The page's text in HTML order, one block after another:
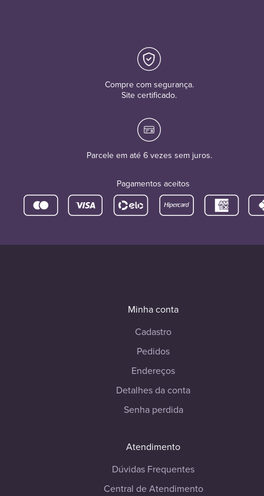
Compre com segurança.
Site certificado.
Parcele em até 6 vezes sem juros.
Pagamentos aceitos
Minha conta
Cadastro
Pedidos
Endereços
Detalhes da conta
Senha perdida
Atendimento
Dúvidas Frequentes
Central de Atendimento